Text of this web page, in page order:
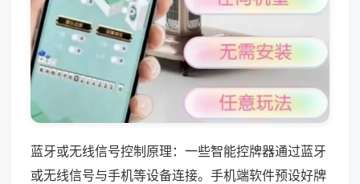
蓝牙或无线信号控制原理：一些智能控牌器通过蓝牙
或无线信号与手机等设备连接。手机端软件预设好牌